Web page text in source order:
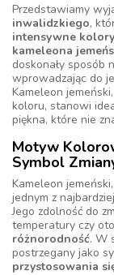
Przedstawiamy
inwalidzkiego,
intensywne kolory
kameleona
doskonały sposób
wprowadzając do
Kameleon
koloru, stanowi
piękna, które nie
Motyw
Symbol
Kameleon
jednym z najbardziej
Jego zdolność do
temperatury czy
różnorodność. W
postrzegany jako
przystosowania